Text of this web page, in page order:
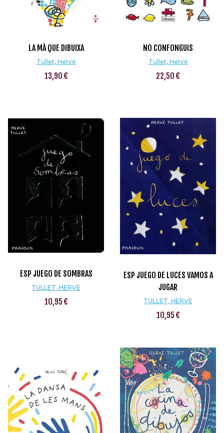
LA MÀ QUE DIBUIXA
Tullet, Hervé
13,90 €
NO CONFONGUIS
Tullet, Hervé
22,50 €
ESP JUEGO DE SOMBRAS
TULLET, HERVE
10,95 €
ESP JUEGO DE LUCES VAMOS A
JUGAR
TULLET, HERVE
10,95 €